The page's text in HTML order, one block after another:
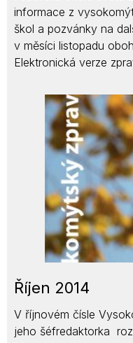
informace z
škol a pozvánky na
v měsíci listopadu
Elektronická verze
Říjen 2014
V říjnovém čísle
jeho šéfredaktorka